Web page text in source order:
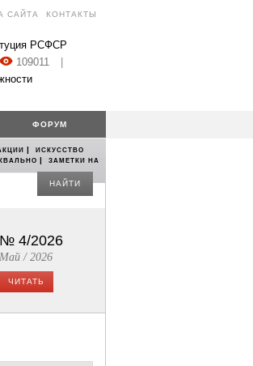
САЙТА КОНТАКТЫ
РСФСР
109011
ФОРУМ
|
ИСКУССТВО
|
ЗАМЕТКИ НА
НАЙТИ
№ 4/2026
Май / 2026
ЧИТАТЬ